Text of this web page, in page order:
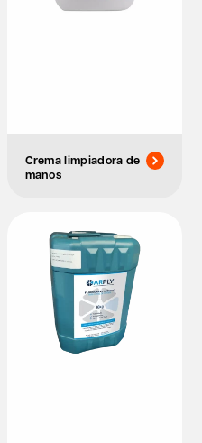
Crema limpiadora de
manos